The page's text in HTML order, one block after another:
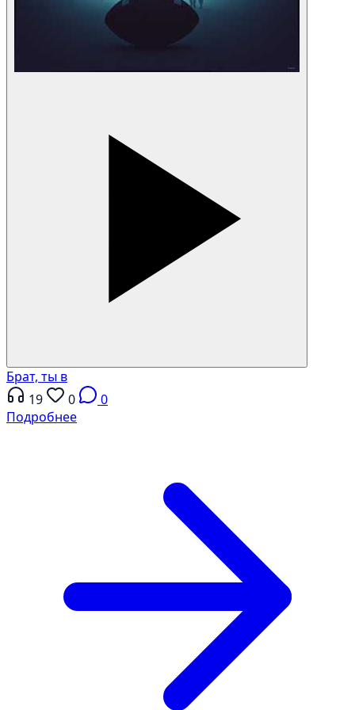
Брат, ты в
19
0
0
Подробнее